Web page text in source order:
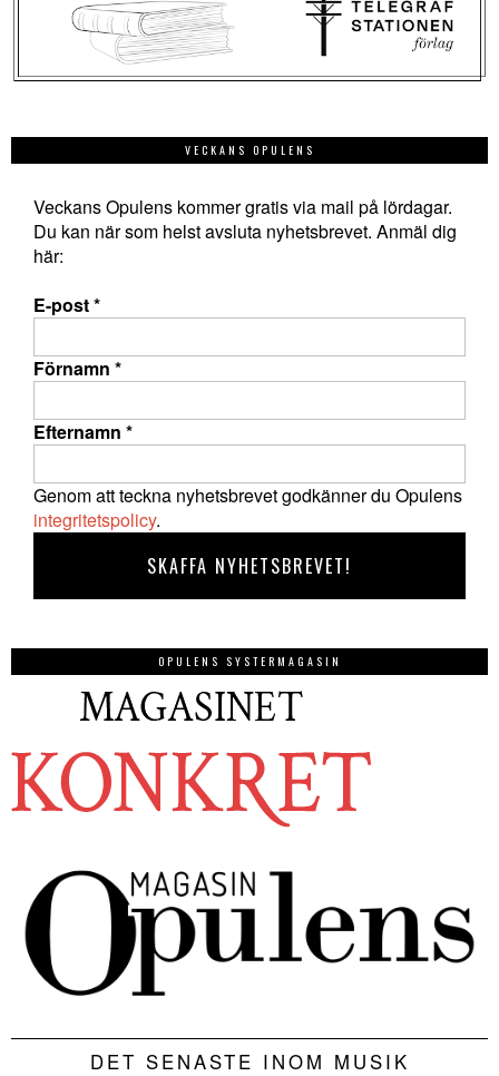
VECKANS OPULENS
Veckans Opulens kommer gratis via mail på lördagar.
Du kan när som helst avsluta nyhetsbrevet. Anmäl dig
här:
E-post*
Förnamn *
Efternamn *
Genom att teckna nyhetsbrevet godkänner du Opulens
integritetspolicy.
OPULENS SYSTERMAGASIN
DET SENASTE INOM MUSIK